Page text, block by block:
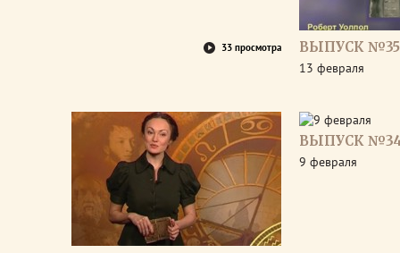
33 просмотра ВЫПУСК
13 февраля
ВЫПУСК
9 февраля